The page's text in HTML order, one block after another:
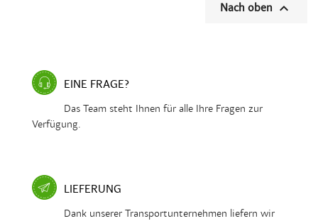
Nach oben 
EINE FRAGE?
Das Team steht Ihnen für alle Ihre Fragen zur
Verfügung.
LIEFERUNG
Dank unserer Transportunternehmen liefern wir